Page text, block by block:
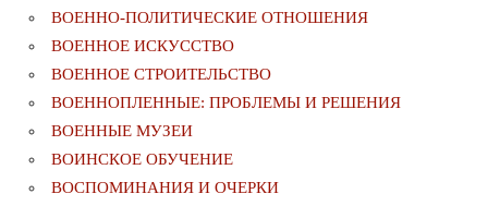
ВОЕННО-ПОЛИТИЧЕСКИE ОТНОШЕНИЯ
ВОЕННОЕ ИСКУССТВО
ВОЕННОЕ СТРОИТЕЛЬСТВО
ВОЕННОПЛЕННЫЕ: ПРОБЛЕМЫ И РЕШЕНИЯ
ВОЕННЫЕ МУЗЕИ
ВОИНСКОЕ ОБУЧЕНИЕ
ВОСПОМИНАНИЯ И ОЧЕРКИ